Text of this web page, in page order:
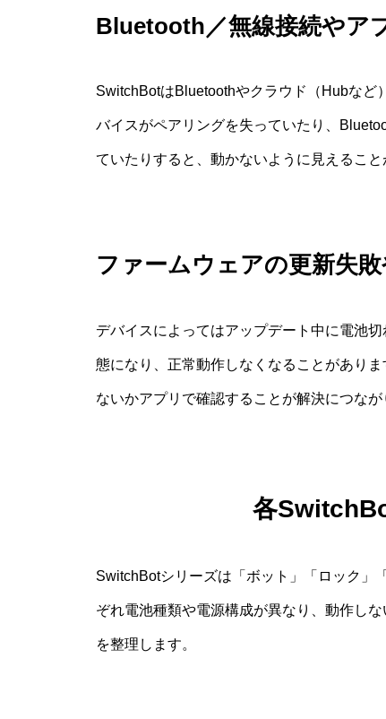
Bluetooth／無線接続やア
SwitchBotはBluetoothやクラウド（Hubなど
バイスがペアリングを失っていたり、
ていたりすると、動かないように見えること
ファームウェアの更新失
デバイスによってはアップデート中に電池
態になり、正常動作しなくなることがあり
ないかアプリで確認することが解決につなが
各
SwitchBotシリーズは「ボット」「ロック」
ぞれ電池種類や電源構成が異なり、動作し
を整理します。